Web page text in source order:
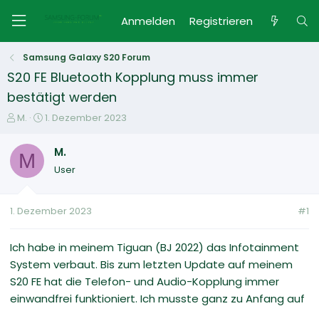
Anmelden Registrieren
Samsung Galaxy S20 Forum
S20 FE Bluetooth Kopplung muss immer
bestätigt werden
E
s
e
e
M.
E
t
m
1. Dezember 2023
M M.
User
1. Dezember 2023 #1
Ich habe in meinem Tiguan (BJ 2022) das Infotainment
System verbaut. Bis zum letzten Update auf meinem
S20 FE hat die Telefon- und Audio-Kopplung immer
einwandfrei funktioniert. Ich musste ganz zu Anfang auf